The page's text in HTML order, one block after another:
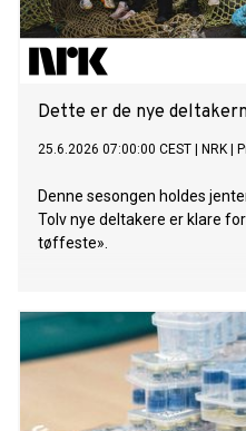
Dette er de nye
25.6.2026 07:00:00 CEST NRK
Denne sesongen holdes
Tolv nye deltakere er klare
tøffeste».